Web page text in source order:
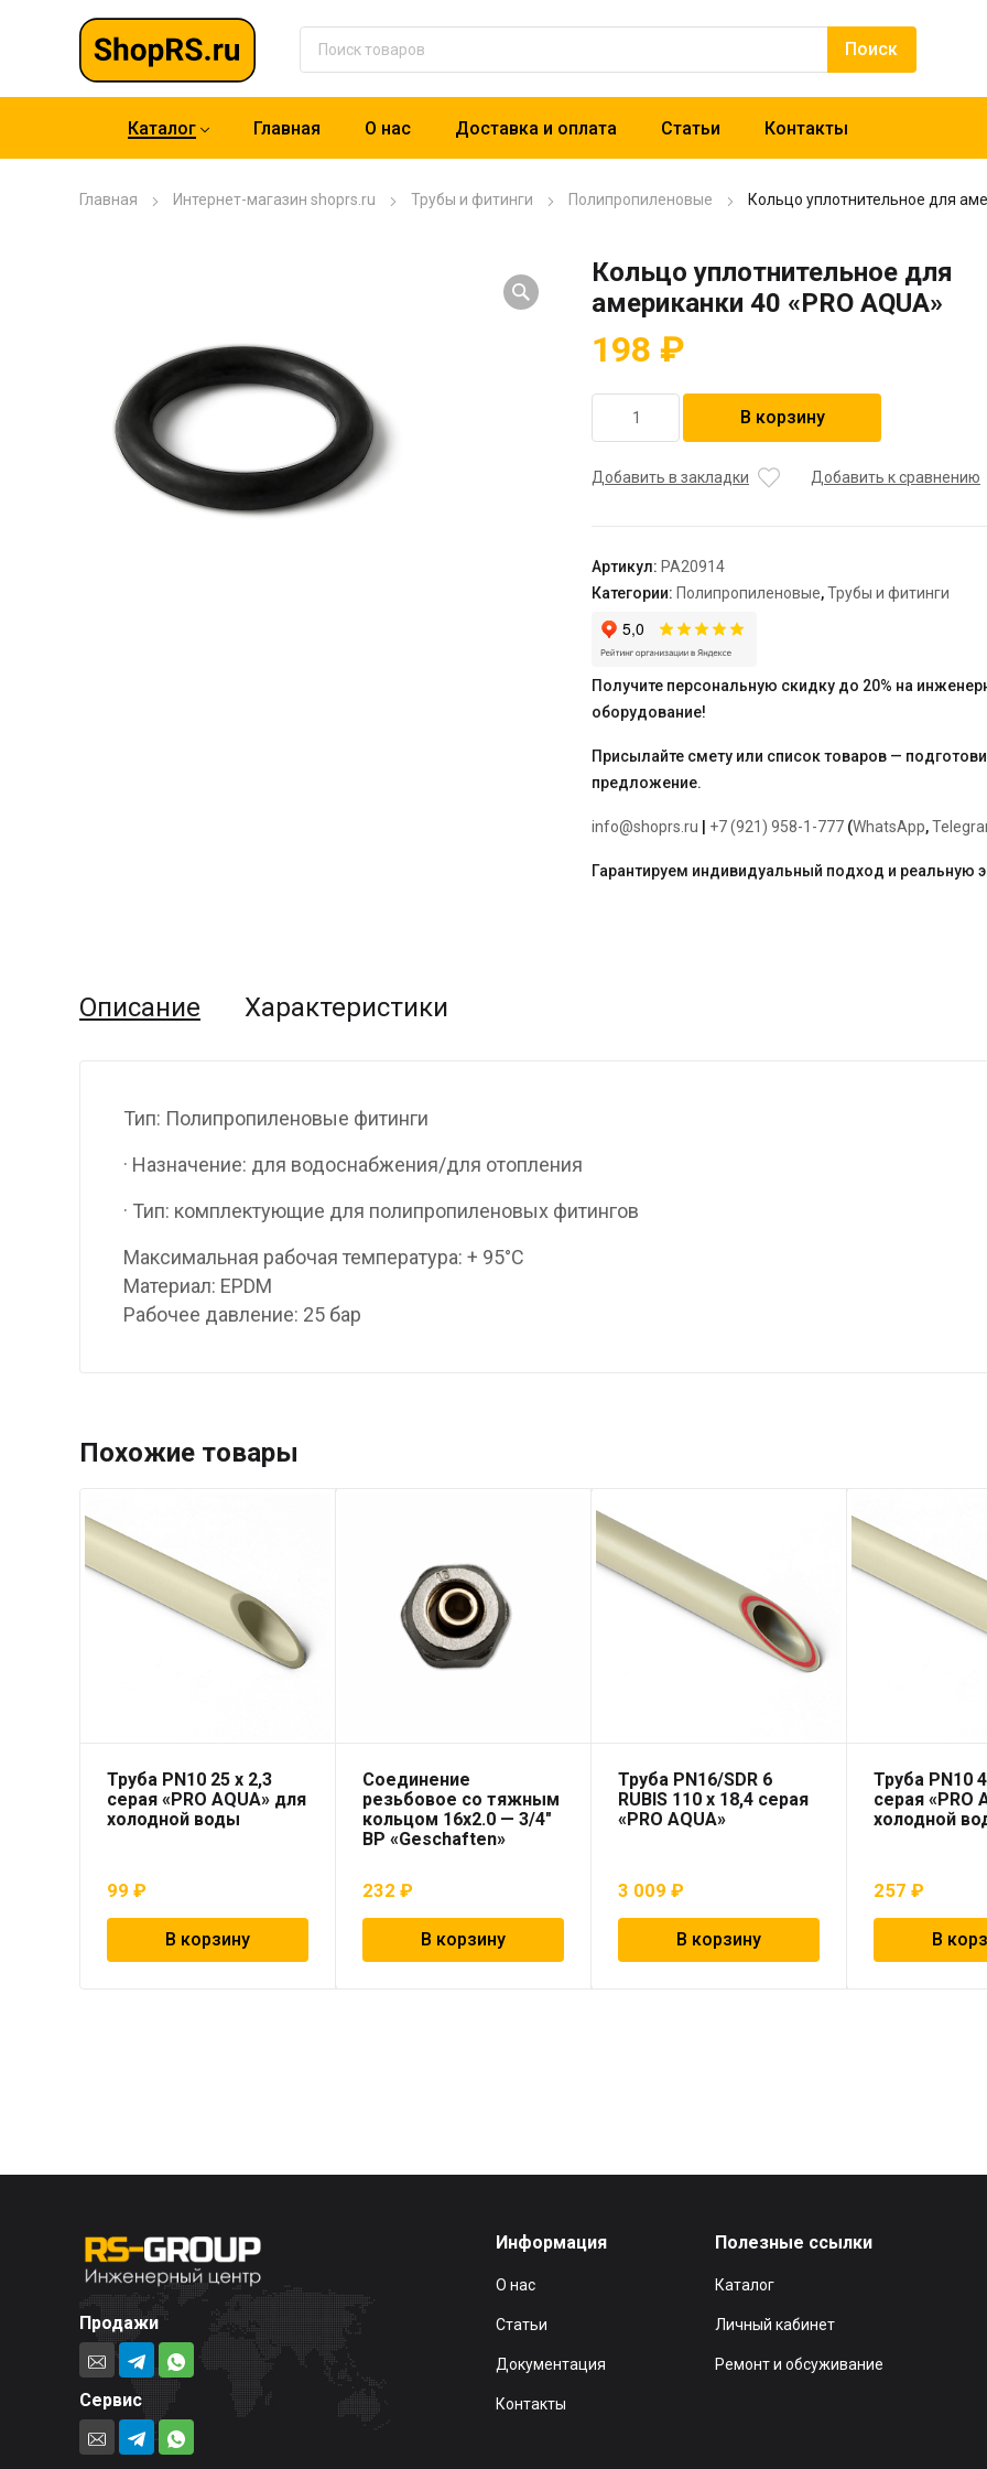
Каталог Главная О нас Доставка и оплата Статьи Контакты
Главная Интернет-магазин shoprs.ru Трубы и фитинги Полипропиленовые Кольцо уплотнительное для
Кольцо уплотнительное для
американки 40 «PRO AQUA»
198 ₽
товара
уплотнительное
"PRO
AQUA"
В корзину
Добавить в закладки Добавить к сравнению
Артикул: PA20914
Категории: Полипропиленовые,Трубы и фитинги
Получите персональную скидку до 20% на
оборудование!
Присылайте смету или список товаров —
предложение.
info@shoprs.ru +7 (921) 958-1-777 (WhatsApp,
Гарантируем индивидуальный подход и реальную
Описание Характеристики
Тип: Полипропиленовые фитинги
· Назначение: для водоснабжения/для отопления
· Тип: комплектующие для полипропиленовых фитингов
Максимальная рабочая температура: + 95°С
Материал: EPDM
Рабочее давление: 25 бар
Похожие товары
Труба PN10 25 x 2,3
серая «PRO AQUA» для
холодной воды
99 ₽
В корзину
Соединение
резьбовое со тяжным
кольцом 16х2.0 — 3/4″
ВР «Geschaften»
232₽
В корзину
Труба PN16/SDR 6
RUBIS 110 x 18,4 серая
«PRO AQUA»
3 009₽
В корзину
Труба PN10
серая «PRO
холодной
257₽
В
Продажи
Сервис
Информация
О нас
Статьи
Документация
Контакты
Полезные ссылки
Каталог
Личный кабинет
Ремонт и обсуживание